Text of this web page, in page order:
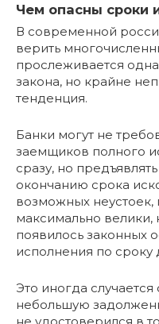
Чем опасны сроки
В современной
верить
прослеживается
закона, но крайне
тенденция.
Банки могут не
заемщиков полного
сразу, но
окончанию срока
возможных
максимально
появилось законных
исполнения по сроку
Это иногда случается
небольшую